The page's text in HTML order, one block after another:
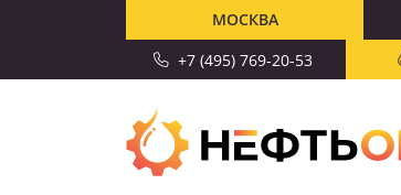
МОСКВА
+7 (495) 769-20-53